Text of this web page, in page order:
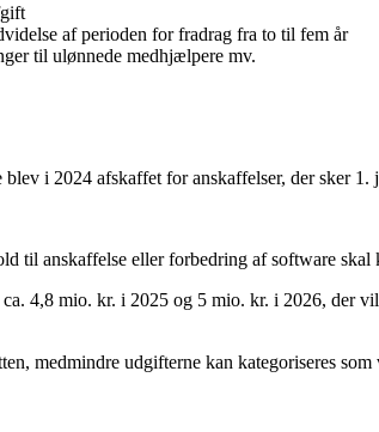
af perioden for fradrag fra to til fem år
til ulønnede medhjælpere mv.
i 2024 afskaffet for anskaffelser, der sker 1.
til anskaffelse eller forbedring af software
4,8 mio. kr. i 2025 og 5 mio. kr. i 2026, der
medmindre udgifterne kan kategoriseres som